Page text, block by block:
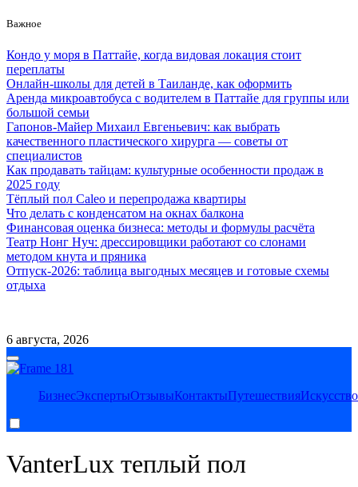
Skip
content
Важное
Кондо у моря в Паттайе, когда видовая локация стоит
переплаты
Онлайн-школы для детей в Таиланде, как оформить
Аренда микроавтобуса с водителем в Паттайе для группы или
большой семьи
Гапонов-Майер Михаил Евгеньевич: как выбрать
качественного пластического хирурга — советы от
специалистов
Как продавать тайцам: культурные особенности продаж в
2025 году
Тёплый пол Caleo и перепродажа квартиры
Что делать с конденсатом на окнах балкона
Финансовая оценка бизнеса: методы и формулы расчёта
Театр Нонг Нуч: дрессировщики работают со слонами
методом кнута и пряника
Отпуск-2026: таблица выгодных месяцев и готовые схемы
отдыха
6 августа, 2026
Legat Herald — актуальные новости, аналитика и вдохновение
ориентироваться в мире инновационного бизнеса.
БизнесЭкспертыОтзывыКонтактыПутешествияИскусство
VanterLux теплый пол